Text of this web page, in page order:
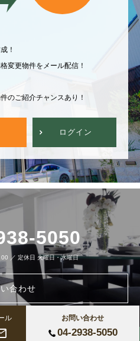
ル お問い合わせ
04-2938-5050
！
変更物件をメール配信！
のご紹介チャンスあり！
ログイン
5050
00 ／ 定休日 火曜日・水曜日
合わせ
トホーム All Right Reserved.